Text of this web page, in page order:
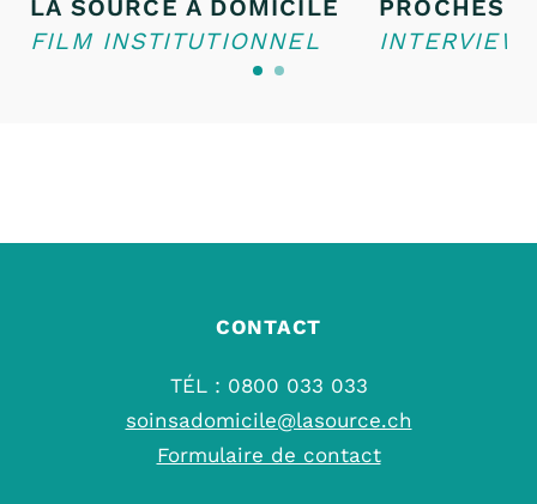
LA SOURCE À DOMICILE
FILM INSTITUTIONNEL
PROCHES
INTERVIEW
CONTACT
TÉL : 0800 033 033
soinsadomicile@lasource.ch
Formulaire de contact